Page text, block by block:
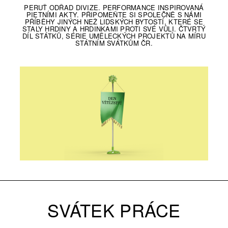
PERUŤ ODŘAD DIVIZE. PERFORMANCE INSPIROVANÁ
PIETNÍMI AKTY. PŘIPOMEŇTE SI SPOLEČNĚ S NÁMI
PŘÍBĚHY JINÝCH NEŽ LIDSKÝCH BYTOSTÍ, KTERÉ SE
STALY HRDINY A HRDINKAMI PROTI SVÉ VŮLI. ČTVRTÝ
DÍL STÁTKŮ, SÉRIE UMĚLECKÝCH PROJEKTŮ NA MÍRU
STÁTNÍM SVÁTKŮM ČR.
SVÁTEK PRÁCE